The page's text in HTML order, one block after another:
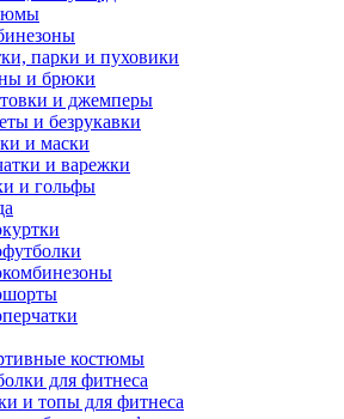
парки и пуховики
и брюки
и джемперы
и безрукавки
и маски
и варежки
и гольфы
костюмы
для фитнеса
и топы для фитнеса